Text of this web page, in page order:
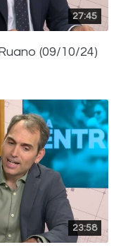
27:45
(09/10/24)
23:58